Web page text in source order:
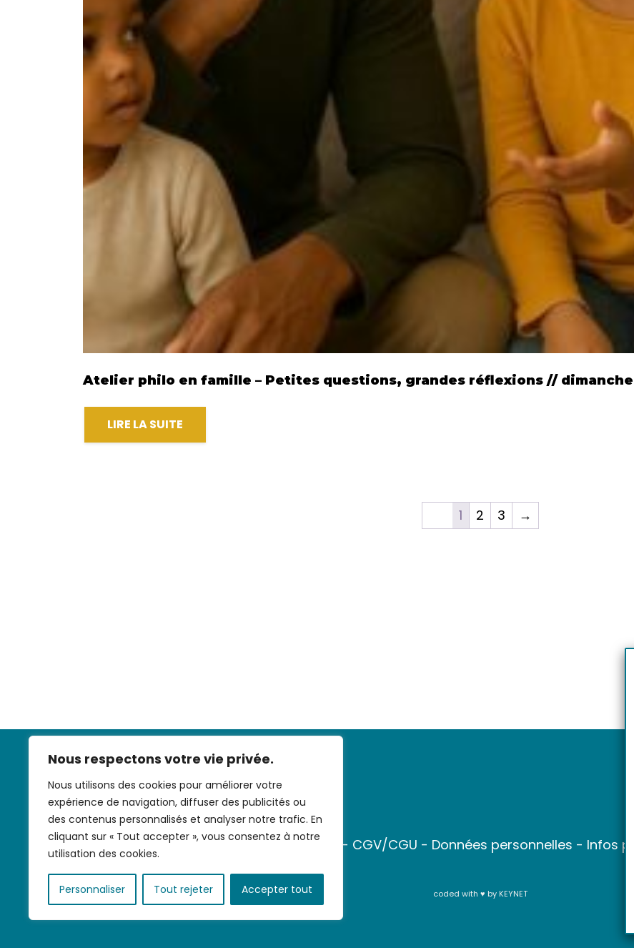
Nous respectons votre vie privée.
Nous utilisons des cookies pour améliorer votre
expérience de navigation, diffuser des publicités ou
des contenus personnalisés et analyser notre trafic. En
cliquant sur « Tout accepter », vous consentez à notre
utilisation des cookies.
Personnaliser Tout rejeter Accepter tout
Atelier philo en famille – Petites questions, grandes réflexions //
LIRE LA SUITE
1 2 3 →
Nous contacter - CGV/CGU - Données personnelles - Infos
coded with ♥ by KEYNET